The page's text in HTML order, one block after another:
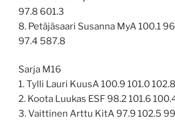
97.8 601.3
8. Petäjäsaari Susanna MyA 100.1
97.4 587.8
Sarja M16
1. Tylli Lauri KuusA 100.9 101.0
2. Koota Luukas ESF 98.2 101.6
3. Vaittinen Arttu KitA 97.9 102.5